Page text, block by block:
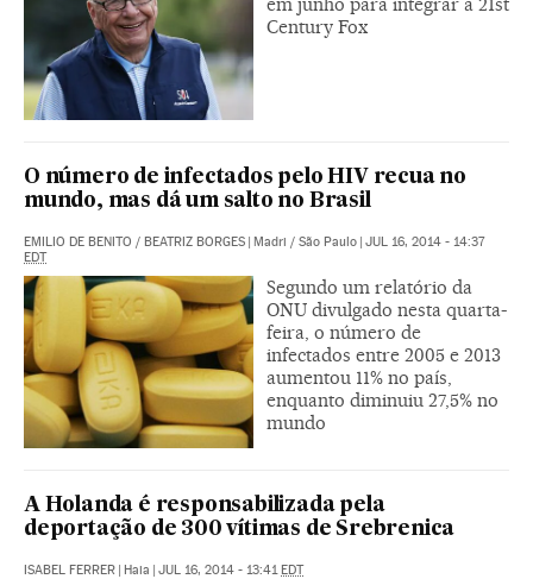
Century Fox
O número de infectados pelo HIV recua no
mundo, mas dá um salto no Brasil
EMILIO DE BENITO / BEATRIZ BORGES | Madri / São Paulo | JUL 16, 2014 - 14:37
EDT
Segundo um relatório da
ONU divulgado nesta quarta-
feira, o número de
infectados entre 2005 e 2013
aumentou 11% no país,
enquanto diminuiu 27,5% no
mundo
A Holanda é responsabilizada pela
deportação de 300 vítimas de Srebrenica
ISABEL FERRER | Haia | JUL 16, 2014 - 13:41EDT